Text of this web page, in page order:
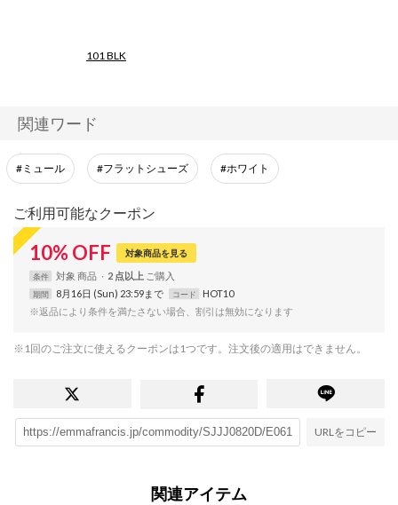
101 BLK
関連ワード
#ミュール #フラットシューズ #ホワイト
ご利用可能なクーポン
10% OFF 対象商品を見る
条件 対象 商品 2 点以上
期間 8月16日 (Sun) 23:59まで コード
HOT10
※返品により条件を満たさない場合、割引は無効になります
※1回のご注文に使えるクーポンは1つです。注文後の適用はできません。
URLをコピー
関連アイテム